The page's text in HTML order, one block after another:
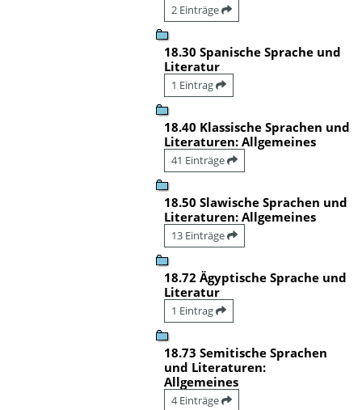
2 Einträge
18.30 Spanische Sprache und
Literatur
1 Eintrag
18.40 Klassische Sprachen und
Literaturen: Allgemeines
41 Einträge
18.50 Slawische Sprachen und
Literaturen: Allgemeines
13 Einträge
18.72 Ägyptische Sprache und
Literatur
1 Eintrag
18.73 Semitische Sprachen
und Literaturen:
Allgemeines
4 Einträge